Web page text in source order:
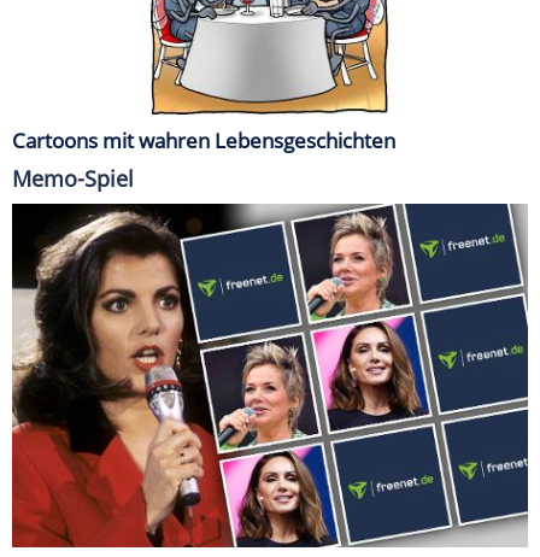
Cartoons mit wahren Lebensgeschichten
Memo-Spiel